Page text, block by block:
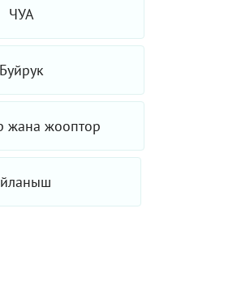
ЧУА
Буйрук
жана жооптор